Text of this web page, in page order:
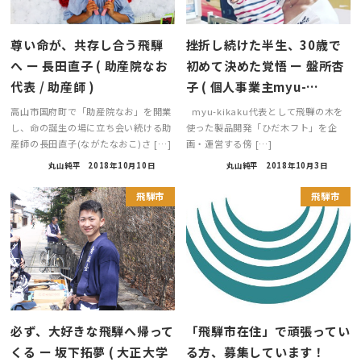
尊い命が、共存し合う飛騨
へ ー 長田直子 ( 助産院なお
代表 / 助産師 )
高山市国府町で「助産院なお」を開業
し、命の誕生の場に立ち会い続ける助
産師の長田直子(ながたなおこ)さ […]
丸山純平 2018年10月10日
挫折し続けた半生、30歳で
初めて決めた覚悟 ー 盤所杏
子 ( 個人事業主myu-…
myu-kikaku代表として飛騨の木を
使った製品開発「ひだ木フト」を企
画・運営する傍 […]
丸山純平 2018年10月3日
飛騨市
必ず、大好きな飛騨へ帰って
くる ー 坂下拓夢 ( 大正大学
飛騨市
「飛騨市在住」で頑張ってい
る方、募集しています！